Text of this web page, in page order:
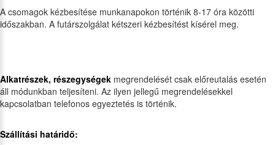
A csomagok kézbesítése munkanapokon történik 8-17 óra közötti
időszakban. A futárszolgálat kétszeri kézbesítést kísérel meg.
Alkatrészek, részegységek megrendelését csak előreutalás esetén
áll módunkban teljesíteni. Az ilyen jellegű megrendelésekkel
kapcsolatban telefonos egyeztetés is történik.
Szállítási határidő: